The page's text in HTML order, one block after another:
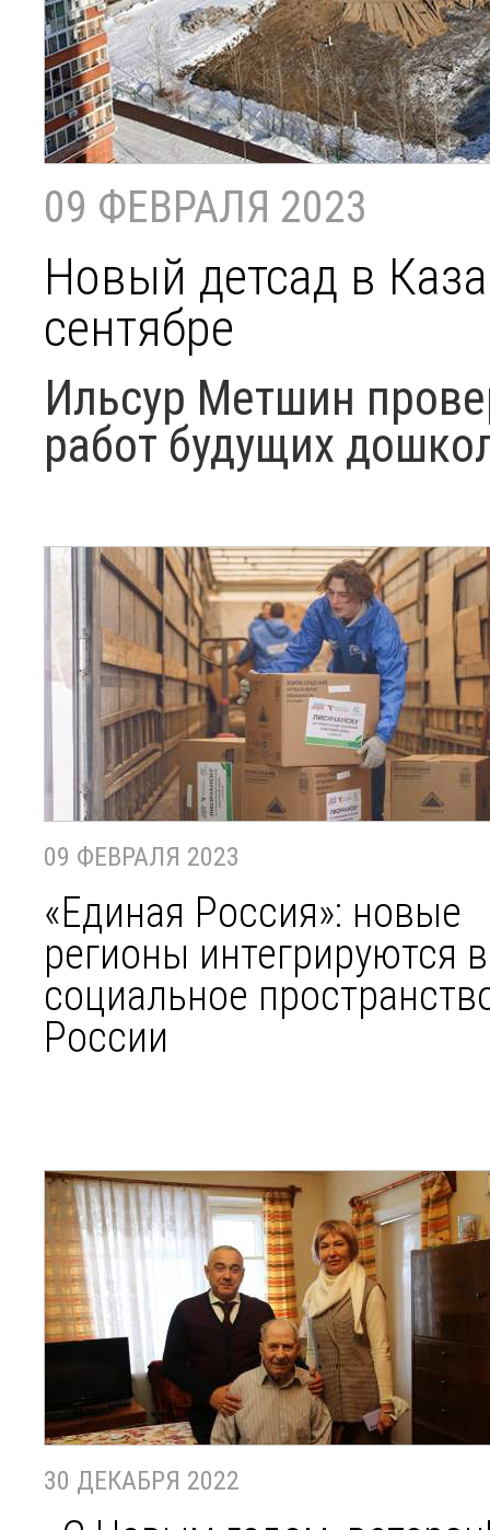
09 ФЕВРАЛЯ 2023
Новый детсад в
сентябре
Ильсур Метшин
работ будущих
09 ФЕВРАЛЯ 2023
«Единая Россия»: новые
регионы интегрируются в
социальное
России
30 ДЕКАБРЯ 2022